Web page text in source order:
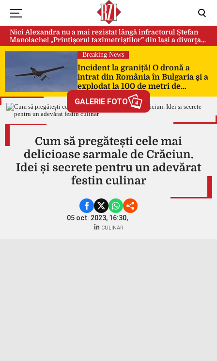
Nici Alexandra nu a mai rezistat lângă infractorul Ștefan
Manolache! „Prințișorul taximetriștilor” din Iași a divorţat
după doi ani de căsnicie
Breaking News
Incident la graniță! O dronă a
intrat din România în Bulgaria şi a
explodat la 100 de metri de
GALERIE FOTO 4
Cum să pregătești cele mai
delicioase sarmale de Crăciun.
Idei și secrete pentru un adevărat
festin culinar
05 oct. 2023, 16:30,
în CULINAR